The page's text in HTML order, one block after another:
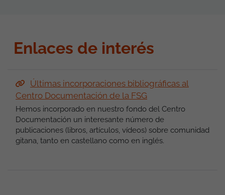
Enlaces de interés
Últimas incorporaciones bibliográficas al
Centro Documentación de la FSG
Hemos incorporado en nuestro fondo del Centro
Documentación un interesante número de
publicaciones (libros, artículos, vídeos) sobre comunidad
gitana, tanto en castellano como en inglés.